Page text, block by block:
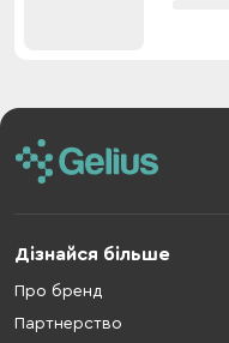
Дізнайся більше
Про бренд
Партнерство